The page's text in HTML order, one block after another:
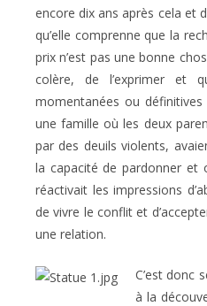
encore dix ans après cela et
qu’elle comprenne que la
prix n’est pas une bonne
colère, de l’exprimer et
momentanées ou
une famille où les deux
par des deuils violents,
la capacité de pardonner et
réactivait les impressions
de vivre le conflit et
une relation.
C’est donc
à la